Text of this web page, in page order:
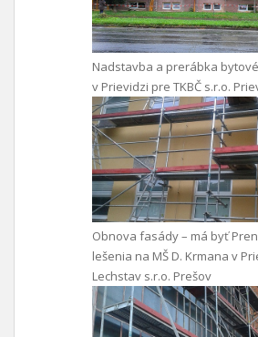
Nadstavba a prerábka
v Prievidzi pre TKBČ s.r.o.
Obnova fasády – má byť
lešenia na MŠ D. Krmana v
Lechstav s.r.o. Prešov